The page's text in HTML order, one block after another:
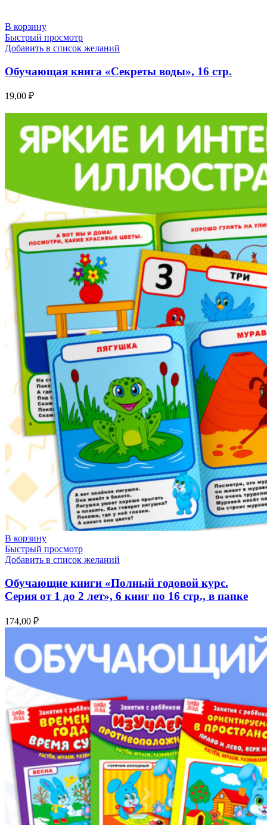
В корзину
Быстрый просмотр
Добавить в список желаний
Обучающая книга «Секреты воды», 16 стр.
19,00 ₽
В корзину
Быстрый просмотр
Добавить в список желаний
Обучающие книги «Полный годовой курс.
Серия от 1 до 2 лет», 6 книг по 16 стр., в папке
174,00 ₽